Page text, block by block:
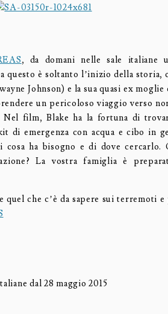
, da domani nelle sale italiane
questo è soltanto l’inizio della storia,
Johnson) e la sua quasi ex moglie
un pericoloso viaggio verso
Nel film, Blake ha la fortuna di
di emergenza con acqua e cibo in
cosa ha bisogno e di dove cercarlo.
La vostra famiglia è
che c’è da sapere sui terremoti
dal 28 maggio 2015